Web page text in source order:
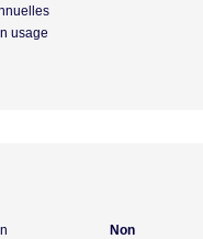
usage
Non